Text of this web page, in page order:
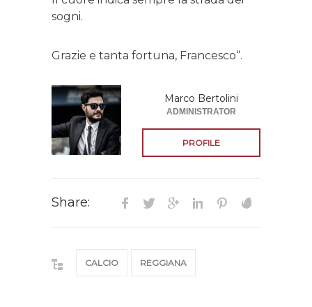
sogni.
Grazie e tanta fortuna, Francesco“.
Marco Bertolini
ADMINISTRATOR
PROFILE
Share:
CALCIO REGGIANA